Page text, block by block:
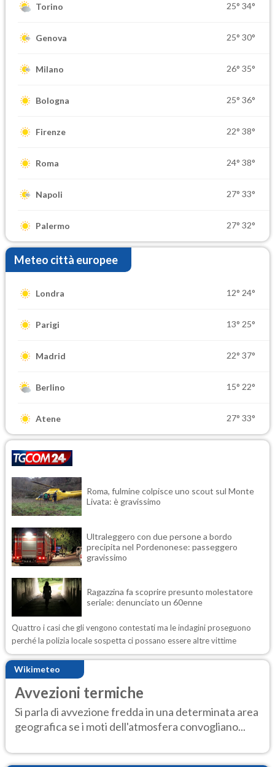
Torino 25° 34°
Genova 25° 30°
Milano 26° 35°
Bologna 25° 36°
Firenze 22° 38°
Roma 24° 38°
Napoli 27° 33°
Palermo 27° 32°
Meteo città europee
Londra 12° 24°
Parigi 13° 25°
Madrid 22° 37°
Berlino 15° 22°
Atene 27° 33°
Roma, fulmine colpisce uno scout sul Monte
Livata: è gravissimo
Ultraleggero con due persone a bordo
precipita nel Pordenonese: passeggero
gravissimo
Ragazzina fa scoprire presunto molestatore
seriale: denunciato un 60enne
Quattro i casi che gli vengono contestati ma le indagini proseguono
perché la polizia locale sospetta ci possano essere altre vittime
Wikimeteo
Avvezioni termiche
Si parla di avvezione fredda in una determinata area
geografica se i moti dell'atmosfera convogliano...